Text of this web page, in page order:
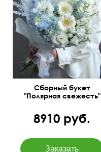
Дельфиниум, эустома,
маттиола, амбрелла,
упаковка, лента...
Сборный букет
"Полярная свежесть"
8910 руб.